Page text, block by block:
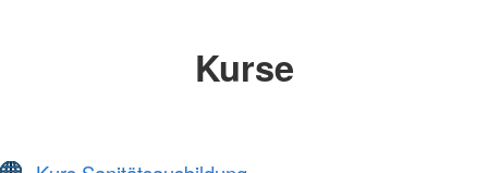
Kurse